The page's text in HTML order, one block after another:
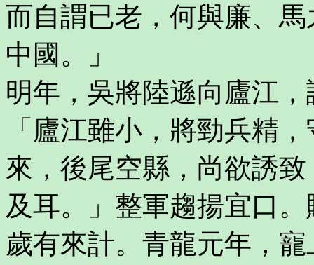
而自謂已老，何與廉、
中國。」
明年，吳將陸遜向廬江
「廬江雖小，將勁兵精
來，後尾空縣，尚欲誘
及耳。」整軍趨揚宜口
歲有來計。青龍元年，